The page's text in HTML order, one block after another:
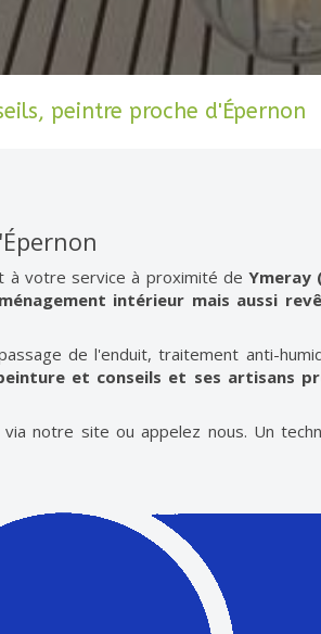
peintre proche d'Épernon
à votre service à proximité de Ymeray
intérieur mais aussi
de l'enduit, traitement anti-
et conseils et ses artisans
notre site ou appelez nous. Un